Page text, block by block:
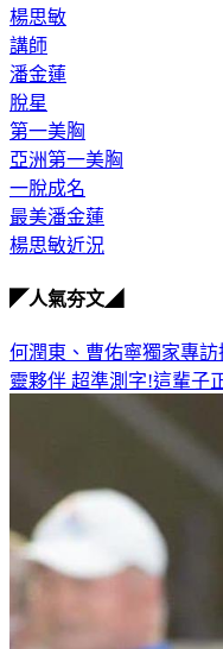
楊思敏
講師
潘金蓮
脫星
第一美胸
亞洲第一美胸
一脫成名
最美潘金蓮
楊思敏近況
◤人氣夯文◢
何潤東、曹佑寧獨家專訪
靈夥伴 超準測字!這輩子